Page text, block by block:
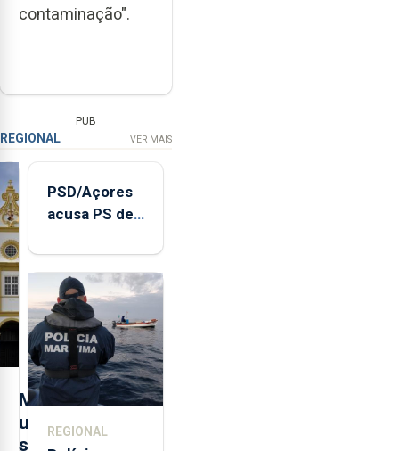
contaminação".
PUB
REGIONAL VER MAIS
M
u
s
PSD/Açores
acusa PS de
contraditória"
sobre
evolução
turística
REGIONAL